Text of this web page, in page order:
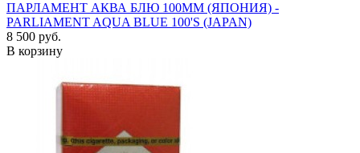
ПАРЛАМЕНТ АКВА БЛЮ 100ММ (ЯПОНИЯ) -
PARLIAMENT AQUA BLUE 100'S (JAPAN)
8 500 руб.
В корзину